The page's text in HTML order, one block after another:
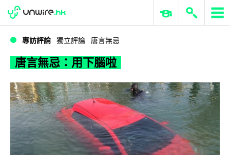
唐言無忌：用下腦啦
WWDC 2026 ERP 與商業 AI
專訪評論 獨立評論 唐言無忌
唐言無忌：用下腦啦